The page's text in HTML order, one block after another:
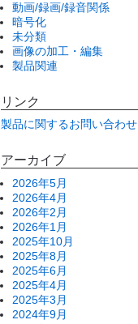
動画/録画/録音関係
暗号化
未分類
画像の加工・編集
製品関連
リンク
製品に関するお問い合わせ
アーカイブ
2026年5月
2026年4月
2026年2月
2026年1月
2025年10月
2025年8月
2025年6月
2025年4月
2025年3月
2024年9月